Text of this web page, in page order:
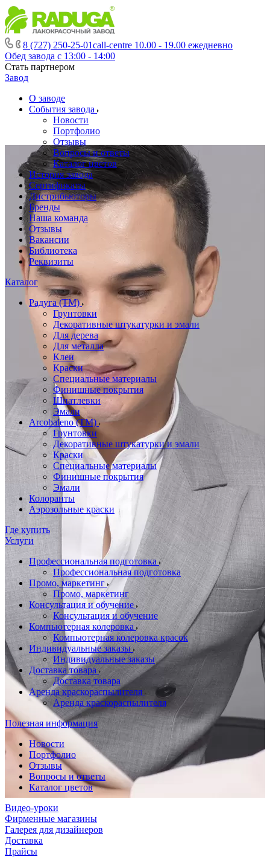
8 (727) 250-25-01call-centre 10.00 - 19.00 ежедневно
Обед завода с 13:00 - 14:00
Стать партнером
Завод
О заводе
События завода
Новости
Портфолио
Отзывы
Вопросы и ответы
Каталог цветов
История завода
Сертификаты
Дистрибьюторы
Бренды
Наша команда
Отзывы
Вакансии
Библиотека
Реквизиты
Каталог
Радуга (ТМ)
Грунтовки
Декоративные штукатурки и эмали
Для дерева
Для металла
Клеи
Краски
Специальные материалы
Финишные покрытия
Шпатлевки
Эмали
Arcobaleno (ТМ)
Грунтовки
Декоративные штукатурки и эмали
Краски
Специальные материалы
Финишные покрытия
Эмали
Колоранты
Аэрозольные краски
Где купить
Услуги
Профессиональная подготовка
Профессиональная подготовка
Промо, маркетинг
Промо, маркетинг
Консультация и обучение
Консультация и обучение
Компьютерная колеровка
Компьютерная колеровка красок
Индивидуальные заказы
Индивидуальные заказы
Доставка товара
Доставка товара
Аренда краскораспылителя
Аренда краскораспылителя
Полезная информация
Новости
Портфолио
Отзывы
Вопросы и ответы
Каталог цветов
Видео-уроки
Фирменные магазины
Галерея для дизайнеров
Доставка
Прайсы